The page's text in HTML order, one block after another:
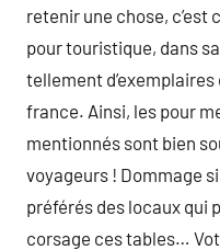
retenir une chose,
pour touristique, dans
tellement
france. Ainsi, les pour
mentionnés sont bien
voyageurs ! Dommage
préférés des locaux qui
corsage ces tables…